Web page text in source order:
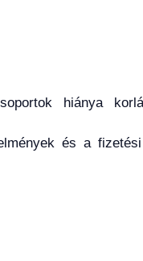
hiánya
és a